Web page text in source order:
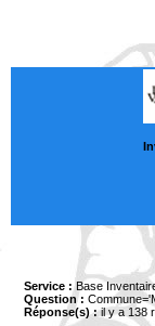
Service : Base
Question :
Réponse(s) :il y a 138